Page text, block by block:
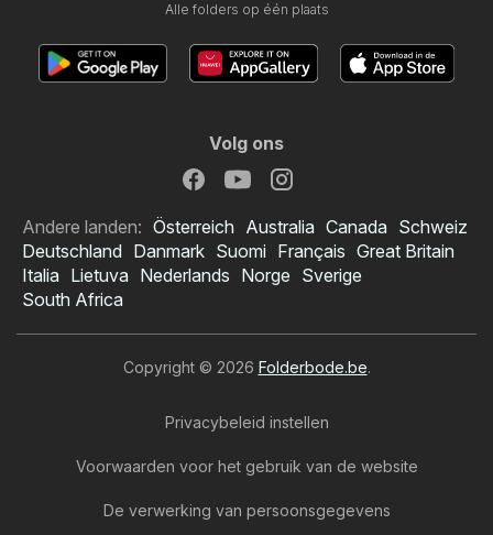
Alle folders op één plaats
Volg ons
Andere landen: Österreich Australia Canada Schweiz
Deutschland Danmark Suomi Français Great Britain
Italia Lietuva Nederlands Norge Sverige
South Africa
Copyright © 2026 Folderbode.be.
Privacybeleid instellen
Voorwaarden voor het gebruik van de website
De verwerking van persoonsgegevens